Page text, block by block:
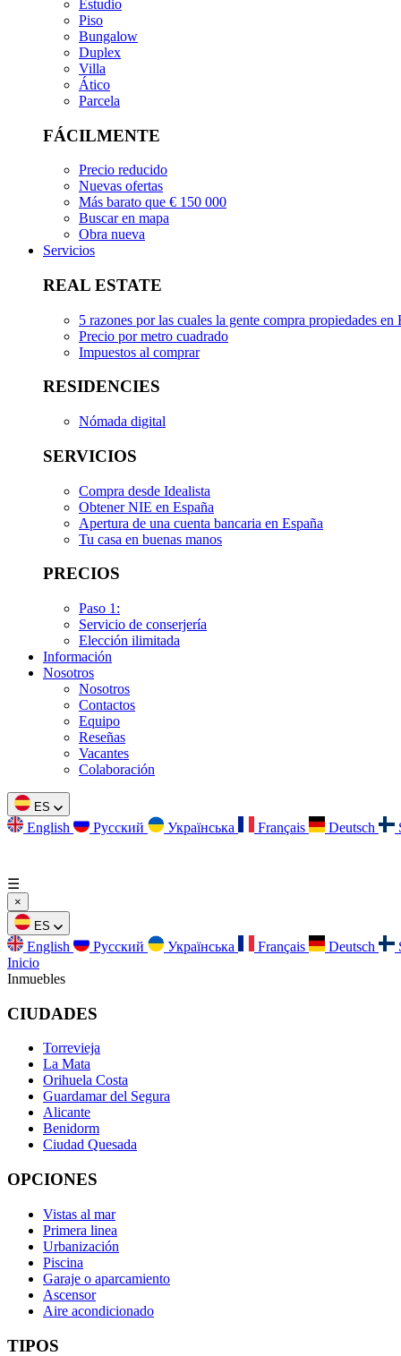
Estudio
Piso
Bungalow
Duplex
Villa
Ático
Parcela
FÁCILMENTE
Precio reducido
Nuevas ofertas
Más barato que € 150 000
Buscar en mapa
Obra nueva
Servicios
REAL ESTATE
5 razones por las cuales la gente compra propiedades en
Precio por metro cuadrado
Impuestos al comprar
RESIDENCIES
Nómada digital
SERVICIOS
Compra desde Idealista
Obtener NIE en España
Apertura de una cuenta bancaria en España
Tu casa en buenas manos
PRECIOS
Paso 1:
Servicio de conserjería
Elección ilimitada
Información
Nosotros
Nosotros
Contactos
Equipo
Reseñas
Vacantes
Colaboración
ES
English Русский Українська Français Deutsch
☰
×
ES
English Русский Українська Français Deutsch
Inicio
Inmuebles
CIUDADES
Torrevieja
La Mata
Orihuela Costa
Guardamar del Segura
Alicante
Benidorm
Ciudad Quesada
OPCIONES
Vistas al mar
Primera linea
Urbanización
Piscina
Garaje o aparcamiento
Ascensor
Aire acondicionado
TIPOS